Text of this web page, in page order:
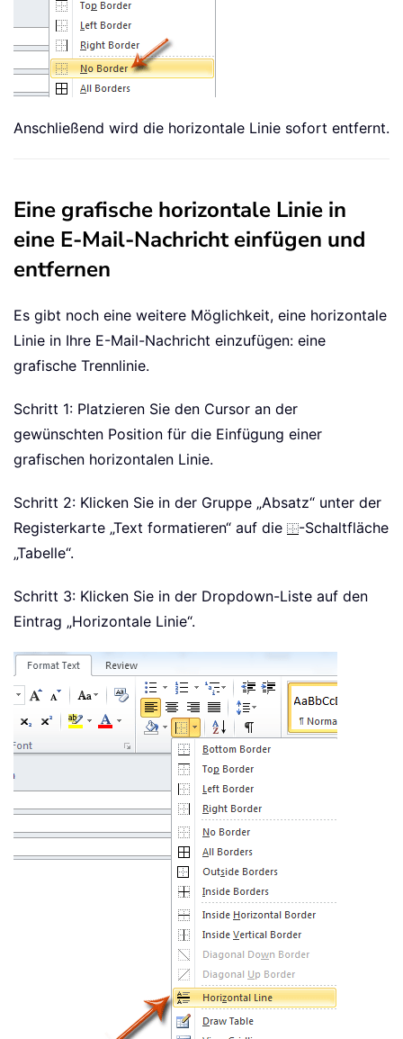
Anschließend wird die horizontale Linie sofort entfernt.
Eine grafische horizontale Linie in
eine E-Mail-Nachricht einfügen und
entfernen
Es gibt noch eine weitere Möglichkeit, eine horizontale
Linie in Ihre E-Mail-Nachricht einzufügen: eine
grafische Trennlinie.
Schritt 1: Platzieren Sie den Cursor an der
gewünschten Position für die Einfügung einer
grafischen horizontalen Linie.
Schritt 2: Klicken Sie in der Gruppe „Absatz“ unter der
Registerkarte „Text formatieren“ auf die
-Schaltfläche
„Tabelle“.
Schritt 3: Klicken Sie in der Dropdown-Liste auf den
Eintrag „Horizontale Linie“.